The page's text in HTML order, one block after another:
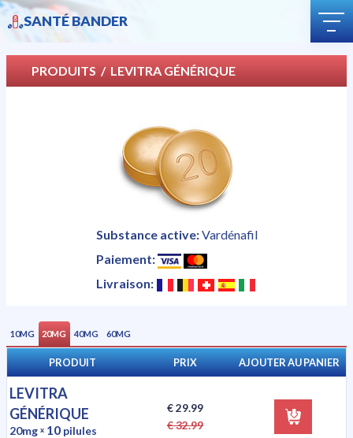
SANTÉ BANDER
QUESTIONS ET RÉPONSES
COMMENT ACHETER
LIVRAISON
PRODUITS / LEVITRA GÉNÉRIQUE
Substance active:Vardénafil
Paiement:
Livraison:
10MG 20MG 40MG 60MG
PRODUIT PRIX AJOUTER AU PANIER
LEVITRA
GÉNÉRIQUE
20mgˣ 10 pilules
€ 29.99
€ 32.99